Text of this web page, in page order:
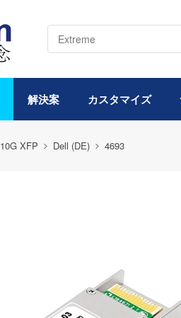
解決案 カスタマイズ
10G XFP Dell (DE) 4693